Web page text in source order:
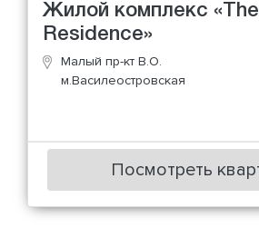
Жилой комплекс «The
Residence»
Малый пр-кт В.О.
м.Василеостровская
Посмотреть